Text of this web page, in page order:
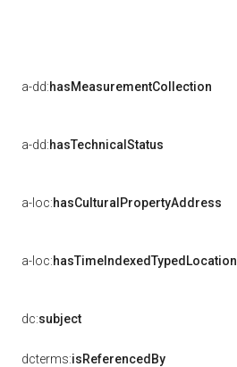
a-dd:hasMeasurementCollection
a-dd:hasTechnicalStatus
a-loc:hasCulturalPropertyAddress
a-loc:hasTimeIndexedTypedLocation
dc:subject
dcterms:isReferencedBy